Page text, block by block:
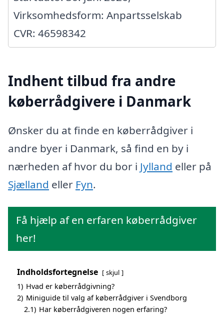
Virksomhedsform: Anpartsselskab
CVR: 46598342
Indhent tilbud fra andre
køberrådgivere i Danmark
Ønsker du at finde en køberrådgiver i
andre byer i Danmark, så find en by i
nærheden af hvor du bor i Jylland eller på
Sjælland eller Fyn.
Få hjælp af en erfaren køberrådgiver
her!
Indholdsfortegnelse skjul
1) Hvad er køberrådgivning?
2) Miniguide til valg af køberrådgiver i Svendborg
2.1) Har køberrådgiveren nogen erfaring?